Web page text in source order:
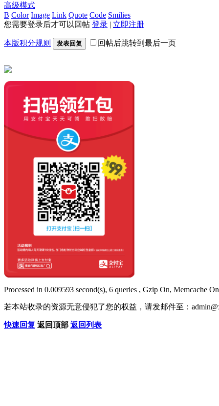
高级模式
B Color Image Link Quote Code Smilies
您需要登录后才可以回帖 登录 | 立即注册
本版积分规则 发表回复 回帖后跳转到最后一页
Processed in 0.009593 second(s), 6 queries , Gzip On, Memcache
若本站收录的资源无意侵犯了您的权益，请发邮件至：
快速回复 返回顶部 返回列表